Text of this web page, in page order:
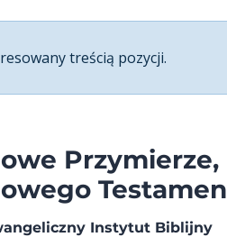
treścią pozycji.
Instytut Biblijny